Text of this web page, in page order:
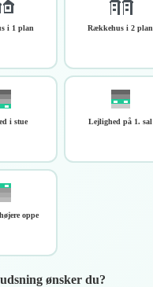
i 1 plan Rækkehus i 2 plan
i stue Lejlighed på 1. sal
oppe
ønsker du?